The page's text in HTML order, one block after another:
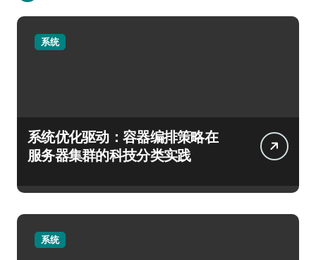
系统
系统优化驱动：容器编排策略在
服务器集群的科技分类实践
系统